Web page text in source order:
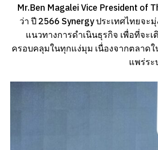
Mr.Ben Magalei Vice President of
ว่า ปี 2566 Synergy ประเทศไทยจ
แนวทางการดำเนินธุรกิจ เพื่อที่จ
ครอบคลุมในทุกแง่มุม เนื่องจากตลาด
แพร่ระ